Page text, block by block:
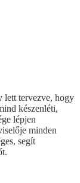
lett tervezve, hogy
készenléti,
lépjen
minden
segít